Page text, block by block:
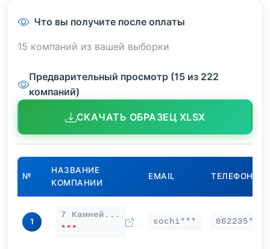
Что вы получите после оплаты
15 компаний из вашей выборки
Предварительный просмотр (15 из 222
компаний)
СКАЧАТЬ ОБРАЗЕЦ XLSX
№
НАЗВАНИЕ
КОМПАНИИ
EMAIL ТЕЛЕФОН
1
7 Камней...
***
sochi*** 862235***